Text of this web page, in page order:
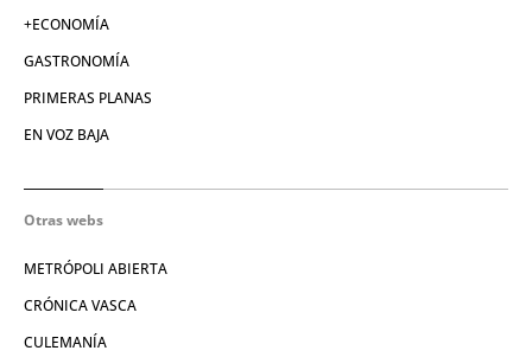
+ECONOMÍA
GASTRONOMÍA
PRIMERAS PLANAS
EN VOZ BAJA
Otras webs
METRÓPOLI ABIERTA
CRÓNICA VASCA
CULEMANÍA